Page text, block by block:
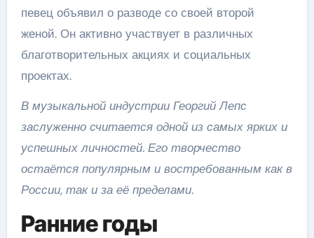
певец объявил о разводе со своей второй
женой. Он активно участвует в различных
благотворительных акциях и социальных
проектах.
В музыкальной индустрии Георгий Лепс
заслуженно считается одной из самых ярких и
успешных личностей. Его творчество
остаётся популярным и востребованным как в
России, так и за её пределами.
Ранние годы